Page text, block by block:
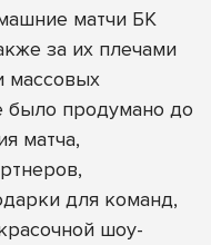
матчи БК
за их плечами
массовых
было продумано до
матча,
для команд,
шоу-